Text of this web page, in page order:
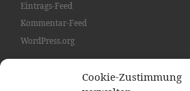
Cookie-Zustimmung
Eintrags-Feed
Kommentar-Feed
WordPress.org